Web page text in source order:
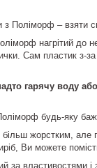
з Поліморф – взяти
нагрітий до
Сам пластик з-за
гарячу воду
будь-яку
більш жорстким,
Ви можете
за властивостями і